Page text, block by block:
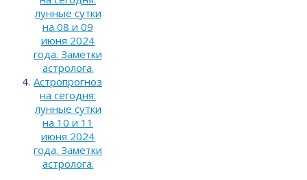
лунные сутки
на 08 и 09
июня 2024
года. Заметки
астролога.
Астропрогноз
на сегодня:
лунные сутки
на 10 и 11
июня 2024
года. Заметки
астролога.